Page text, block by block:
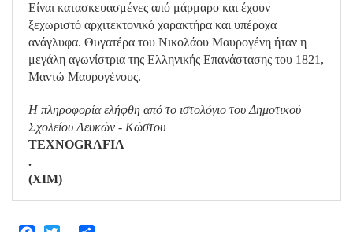
Είναι κατασκευασμένες από μάρμαρο και έχουν
ξεχωριστό αρχιτεκτονικό χαρακτήρα και υπέροχα
ανάγλυφα. Θυγατέρα του Νικολάου Μαυρογένη ήταν η
μεγάλη αγωνίστρια της Ελληνικής Επανάστασης του 1821,
Μαντώ Μαυρογένους.
Η πληροφορία ελήφθη από το ιστολόγιο του Δημοτικού
Σχολείου Λευκών - Κώστου
TEXNOGRAFIA
.
(ΧΙΜ)